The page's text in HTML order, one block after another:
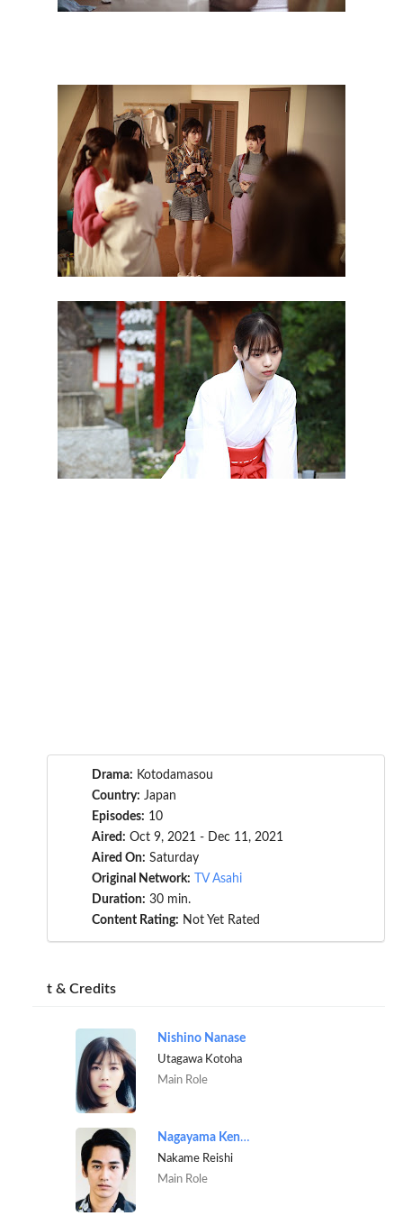
Drama: Kotodamasou
Country: Japan
Episodes: 10
Aired: Oct 9, 2021 - Dec 11, 2021
Aired On: Saturday
Original Network:
TV Asahi
Duration: 30 min.
Content Rating: Not Yet Rated
t & Credits
Nishino Nanase
Utagawa Kotoha
Main Role
Nagayama Kento
Nakame Reishi
Main Role